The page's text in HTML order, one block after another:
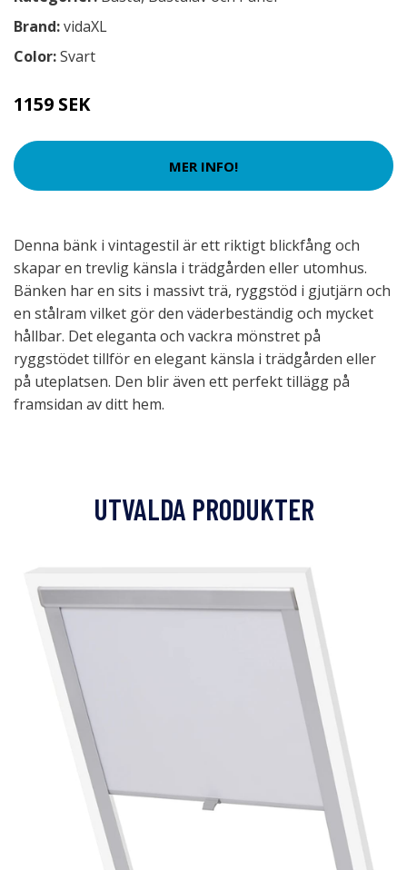
Brand:vidaXL
Color:Svart
1159 SEK
MER INFO!
Denna bänk i vintagestil är ett riktigt blickfång och
skapar en trevlig känsla i trädgården eller utomhus.
Bänken har en sits i massivt trä, ryggstöd i gjutjärn och
en stålram vilket gör den väderbeständig och mycket
hållbar. Det eleganta och vackra mönstret på
ryggstödet tillför en elegant känsla i trädgården eller
på uteplatsen. Den blir även ett perfekt tillägg på
framsidan av ditt hem.
UTVALDA PRODUKTER